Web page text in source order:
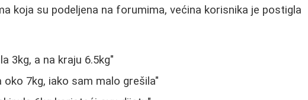
koja su podeljena na forumima, većina korisnika je postigla
3kg, a na kraju 6.5kg"
oko 7kg, iako sam malo grešila"